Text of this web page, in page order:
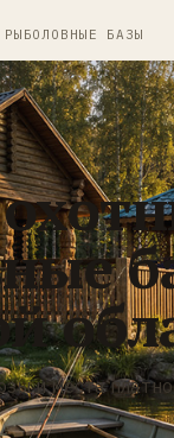
БАЗЫ
и места